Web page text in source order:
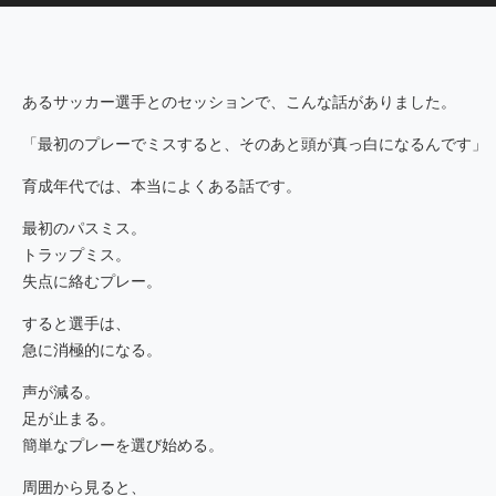
あるサッカー選手とのセッションで、こんな話がありました。
「最初のプレーでミスすると、そのあと頭が真っ白になるんです」
育成年代では、本当によくある話です。
最初のパスミス。
トラップミス。
失点に絡むプレー。
すると選手は、
急に消極的になる。
声が減る。
足が止まる。
簡単なプレーを選び始める。
周囲から見ると、